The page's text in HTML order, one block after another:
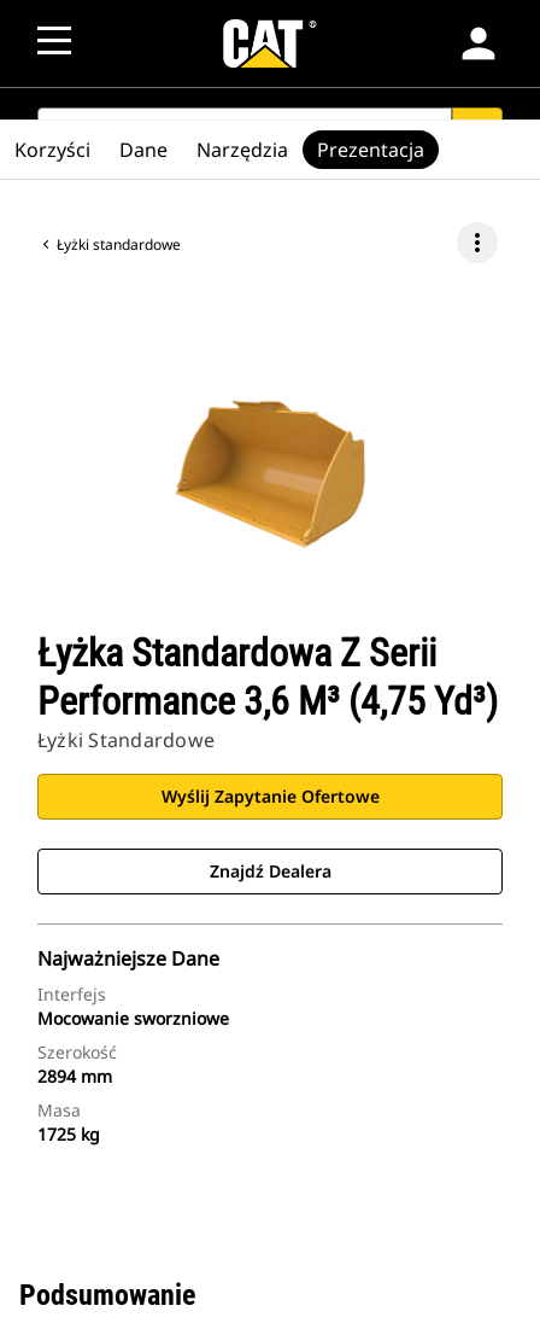
person
SEARCH
Łyżki standardowe more_vert
Łyżka Standardowa Z Serii
Performance 3,6 M³ (4,75 Yd³)
Łyżki Standardowe
Wyślij Zapytanie Ofertowe
Znajdź Dealera
Najważniejsze Dane
Interfejs
Mocowanie sworzniowe
Szerokość
2894 mm
Masa
1725 kg
Korzyści Dane Narzędzia Prezentacja
Podsumowanie